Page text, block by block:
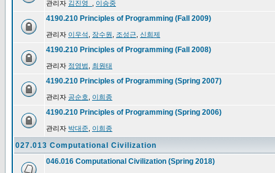
관리자 김진영_ 이승중
4190.210 Principles of Programming (Fall 2009)
관리자 이우석 장수원 조성근 신희제
4190.210 Principles of Programming (Fall 2008)
관리자 정영범 최원태
4190.210 Principles of Programming (Spring 2007)
관리자 공순호 이희종
4190.210 Principles of Programming (Spring 2006)
관리자 박대준 이희종
027.013 Computational Civilization
046.016 Computational Civilization (Spring 2018)